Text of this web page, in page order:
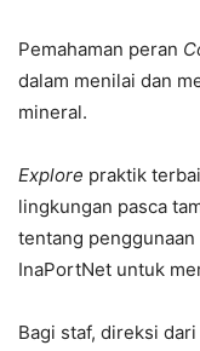
Pemahaman peran
dalam menilai dan
mineral.
Explore praktik
lingkungan pasca
tentang
InaPortNet untuk
Bagi staf, direksi